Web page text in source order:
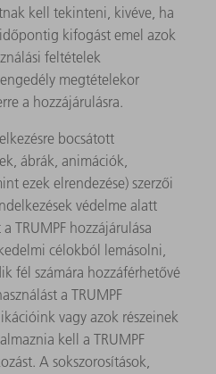
kell tekinteni, kivéve, ha
kifogást emel azok
feltételek
megtételekor
a hozzájárulásra.
bocsátott
ábrák, animációk,
ezek elrendezése) szerzői
védelme alatt
TRUMPF hozzájárulása
célokból lemásolni,
fél számára hozzáférhetővé
a TRUMPF
vagy azok részeinek
kell a TRUMPF
A sokszorosítások,